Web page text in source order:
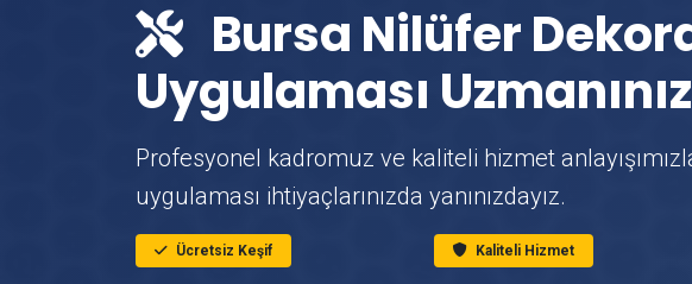
Bursa Nilüfer
Uygulaması
Profesyonel kadromuz ve kaliteli hizmet
uygulaması ihtiyaçlarınızda yanınızdayız.
Ücretsiz Keşif Kaliteli Hizmet